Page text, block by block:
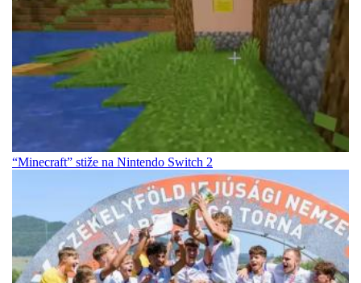
“Minecraft” stiže na Nintendo Switch 2